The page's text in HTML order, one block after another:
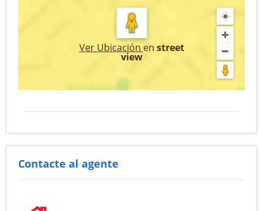
Ver Ubicación en street
view
Contacte al agente